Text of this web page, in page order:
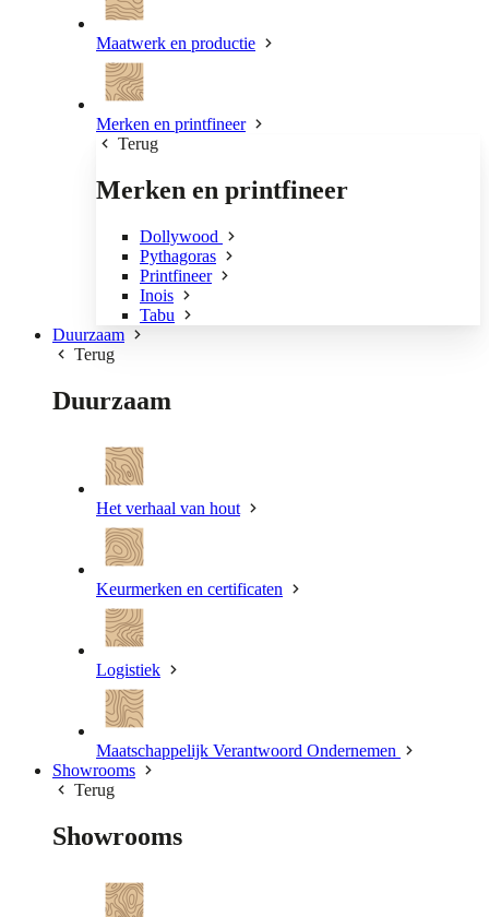
Maatwerk en productie
Merken en printfineer
Terug
Merken en printfineer
Dollywood
Pythagoras
Printfineer
Inois
Tabu
Duurzaam
Terug
Duurzaam
Het verhaal van hout
Keurmerken en certificaten
Logistiek
Maatschappelijk Verantwoord Ondernemen
Showrooms
Terug
Showrooms